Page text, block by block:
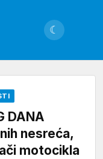
☾
DANA
nesreća,
motocikla